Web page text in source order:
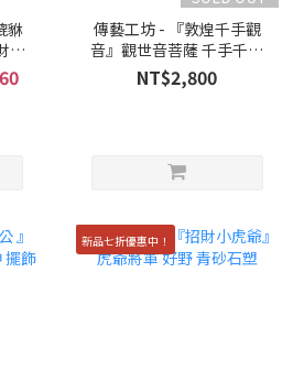
貅
香
傳藝工坊 - 『敦煌千手觀
音』觀世音菩薩 千手千眼
敦煌
NT$2,800
新品七折優惠中！